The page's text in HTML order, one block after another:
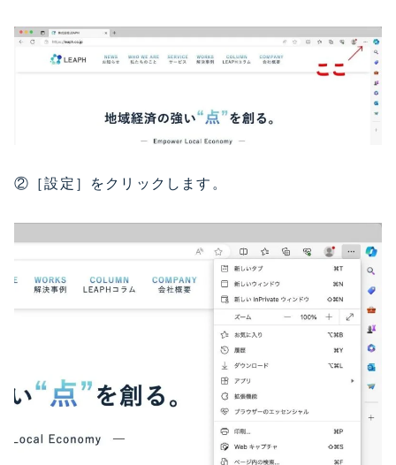
②［設定］をクリックします。